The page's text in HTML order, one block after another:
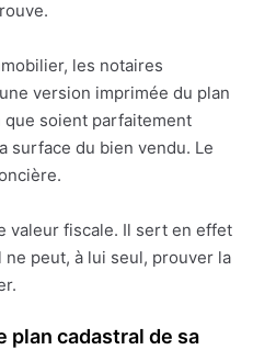
les notaires
version imprimée du plan
que soient parfaitement
surface du bien vendu. Le
valeur fiscale. Il sert en effet
peut, à lui seul, prouver la
plan cadastral de sa